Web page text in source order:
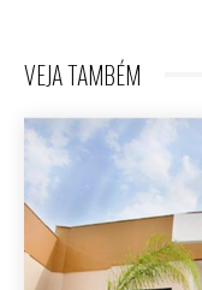
VEJA TAMBÉM